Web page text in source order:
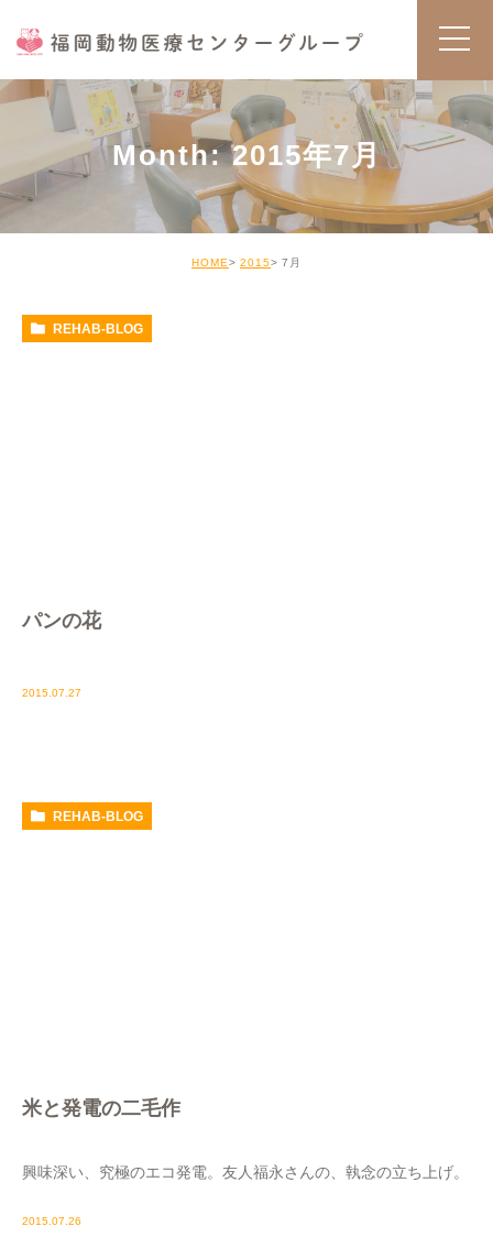
Month: 2015年7月
HOME 2015 7月
REHAB-BLOG
パンの花
2015.07.27
REHAB-BLOG
米と発電の二毛作
興味深い、究極のエコ発電。友人福永さんの、執念の立ち上げ。
2015.07.26